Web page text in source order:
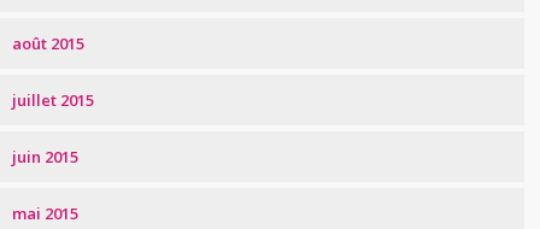
août 2015
juillet 2015
juin 2015
mai 2015